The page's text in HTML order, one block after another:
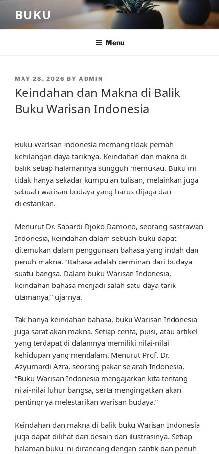
content
BUKU
Menu
POSTED
MAY 28, 2026 BY ADMIN
Keindahan dan Makna di Balik
Buku Warisan Indonesia
Buku Warisan Indonesia memang tidak pernah
kehilangan daya tariknya. Keindahan dan makna di
balik setiap halamannya sungguh memukau. Buku ini
tidak hanya sekadar kumpulan tulisan, melainkan juga
sebuah warisan budaya yang harus dijaga dan
dilestarikan.
Menurut Dr. Sapardi Djoko Damono, seorang sastrawan
Indonesia, keindahan dalam sebuah buku dapat
ditemukan dalam penggunaan bahasa yang indah dan
penuh makna. “Bahasa adalah cerminan dari budaya
suatu bangsa. Dalam buku Warisan Indonesia,
keindahan bahasa menjadi salah satu daya tarik
utamanya,” ujarnya.
Tak hanya keindahan bahasa, buku Warisan Indonesia
juga sarat akan makna. Setiap cerita, puisi, atau artikel
yang terdapat di dalamnya memiliki nilai-nilai
kehidupan yang mendalam. Menurut Prof. Dr.
Azyumardi Azra, seorang pakar sejarah Indonesia,
“Buku Warisan Indonesia mengajarkan kita tentang
nilai-nilai luhur bangsa, serta mengingatkan akan
pentingnya melestarikan warisan budaya.”
Keindahan dan makna di balik buku Warisan Indonesia
juga dapat dilihat dari desain dan ilustrasinya. Setiap
halaman buku ini dirancang dengan cantik dan penuh